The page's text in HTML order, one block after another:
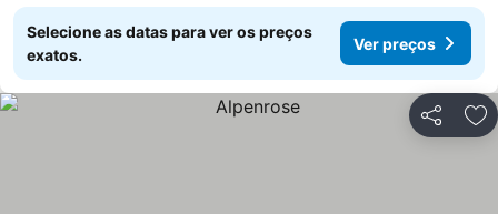
Selecione as datas para ver os preços
exatos.
Ver preços
Partilhar